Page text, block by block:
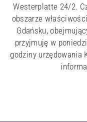
Westerplatte 24/2.
obszarze
Gdańsku,
przyjmuję w
godziny urzędowania